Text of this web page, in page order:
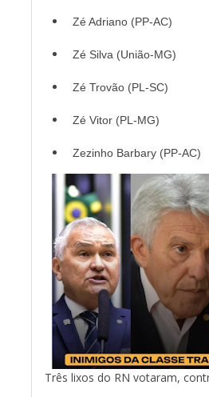
Zé Adriano (PP-AC)
Zé Silva (União-MG)
Zé Trovão (PL-SC)
Zé Vitor (PL-MG)
Zezinho Barbary (PP-AC)
Três lixos do RN votaram,